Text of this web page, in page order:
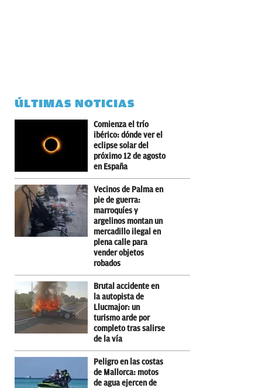
ÚLTIMAS NOTICIAS
Comienza el trío
ibérico: dónde ver el
eclipse solar del
próximo 12 de agosto
en España
Vecinos de Palma en
pie de guerra:
marroquíes y
argelinos montan un
mercadillo ilegal en
plena calle para
vender objetos
robados
Brutal accidente en
la autopista de
Llucmajor: un
turismo arde por
completo tras salirse
de la vía
Peligro en las costas
de Mallorca: motos
de agua ejercen de